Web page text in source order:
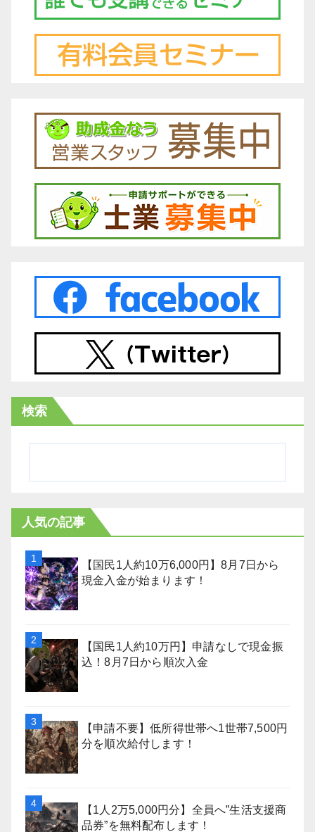
検索
人気の記事
【国民1人約10万6,000円】8月7日から
現金入金が始まります！
【国民1人約10万円】申請なしで現金振
込！8月7日から順次入金
【申請不要】低所得世帯へ1世帯7,500円
分を順次給付します！
【1人2万5,000円分】全員へ”生活支援商
品券”を無料配布します！